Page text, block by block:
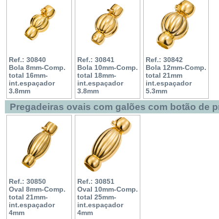
Ref.: 30840
Bola 8mm-Comp.
total 16mm-
int.espaçador
3.8mm
Ref.: 30841
Bola 10mm-Comp.
total 18mm-
int.espaçador
3.8mm
Ref.: 30842
Bola 12mm-Comp.
total 21mm
int.espaçador
5.3mm
Pregadeiras ovais com galões com botão de
Ref.: 30850
Oval 8mm-Comp.
total 21mm-
int.espaçador
4mm
Ref.: 30851
Oval 10mm-Comp.
total 25mm-
int.espaçador
4mm